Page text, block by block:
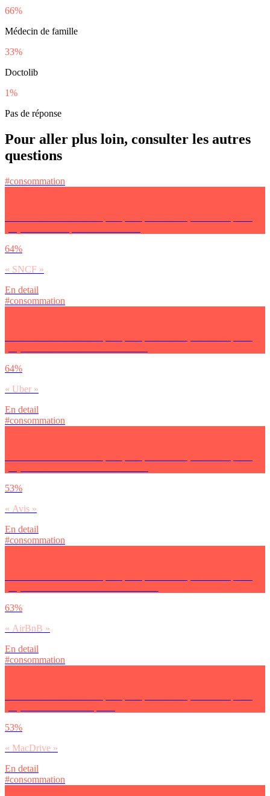
66%
Médecin de famille
33%
Doctolib
1%
Pas de réponse
Pour aller plus loin, consulter les autres
questions
#consommation
64%
« SNCF »
En detail
#consommation
64%
« Uber »
En detail
#consommation
53%
« Avis »
En detail
#consommation
63%
« AirBnB »
En detail
#consommation
53%
« MacDrive »
En detail
#consommation